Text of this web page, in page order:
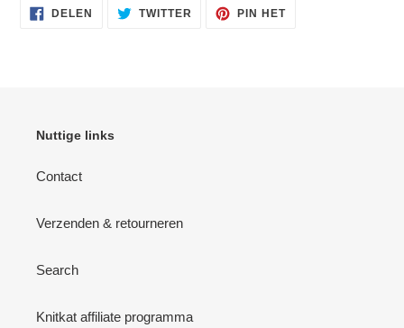
DELEN DELEN TWITTER TWITTEREN
OP
PIN HETPINNEN
Nuttige links
Contact
Verzenden & retourneren
Search
Knitkat affiliate programma